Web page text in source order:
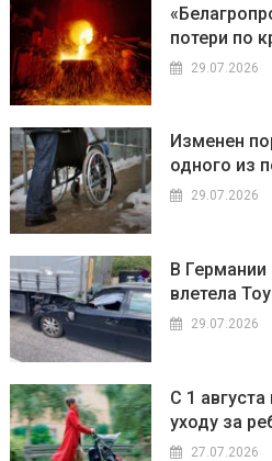
потери по
29.07.2026
Изменен
одного из
29.07.2026
В
влетела
29.07.2026
С 1
уходу за
27.07.2026